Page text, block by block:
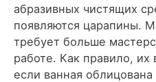
абразивных чистящих
появляются царапины.
требует больше
работе. Как правило,
если ванная